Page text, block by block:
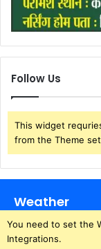
Follow Us
This widget
from the Theme
Weather
You need to set the
Integrations.